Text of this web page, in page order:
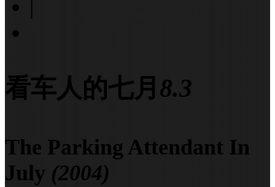
|
看车人的七月 8.3
The Parking Attendant In
July (2004)